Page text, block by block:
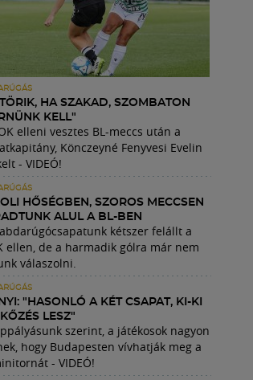
HA SZAKAD, SZOMBATON
KELL"
elleni vesztes BL-meccs után a
Könczeyné Fenyvesi Evelin
- VIDEÓ!
HŐSÉGBEN, SZOROS MECCSEN
ALUL A BL-BEN
kétszer felállt a
ellen, de a harmadik gólra már nem
válaszolni.
"HASONLÓ A KÉT CSAPAT, KI-KI
LESZ"
szerint, a játékosok nagyon
hogy Budapesten vívhatják meg a
- VIDEÓ!